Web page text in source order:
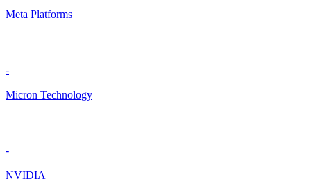
Meta Platforms
-
Micron Technology
-
NVIDIA